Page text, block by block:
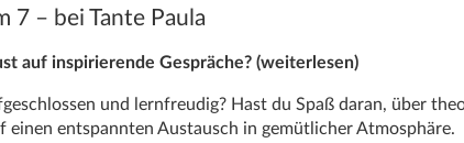
7 – bei Tante Paula
auf inspirierende Gespräche? (weiterlesen)
und lernfreudig? Hast du Spaß daran, über
einen entspannten Austausch in gemütlicher Atmosphäre.